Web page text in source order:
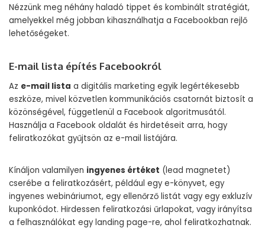
Nézzünk meg néhány haladó tippet és kombinált stratégiát,
amelyekkel még jobban kihasználhatja a Facebookban rejlő
lehetőségeket.
E-mail lista építés Facebookról
Az e-mail lista a digitális marketing egyik legértékesebb
eszköze, mivel közvetlen kommunikációs csatornát biztosít a
közönségével, függetlenül a Facebook algoritmusától.
Használja a Facebook oldalát és hirdetéseit arra, hogy
feliratkozókat gyűjtsön az e-mail listájára.
Kínáljon valamilyen ingyenes értéket (lead magnetet)
cserébe a feliratkozásért, például egy e-könyvet, egy
ingyenes webináriumot, egy ellenőrző listát vagy egy exkluzív
kuponkódot. Hirdessen feliratkozási űrlapokat, vagy irányítsa
a felhasználókat egy landing page-re, ahol feliratkozhatnak.